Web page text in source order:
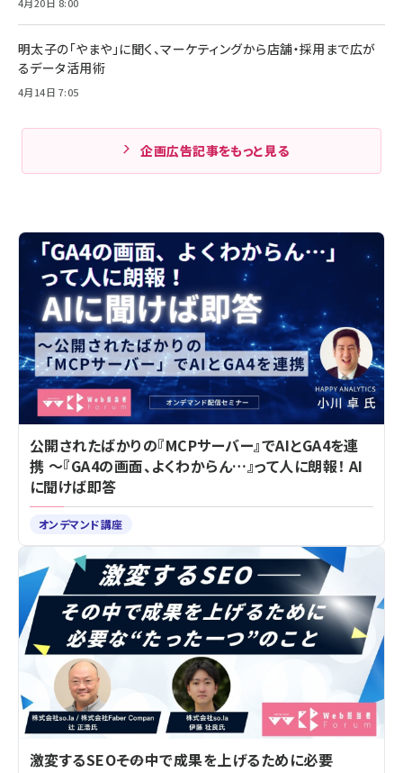
明太子の「やまや」に聞く、マーケティングから店舗・採用まで広が
るデータ活用術
4月14日 7:05
企画広告記事をもっと見る
公開されたばかりの『MCPサーバー』でAIとGA4を連
携 ～『GA4の画面、よくわからん…』って人に朗報！ AI
に聞けば即答
オンデマンド講座
激変するSEO――その中で成果を上げるために必要